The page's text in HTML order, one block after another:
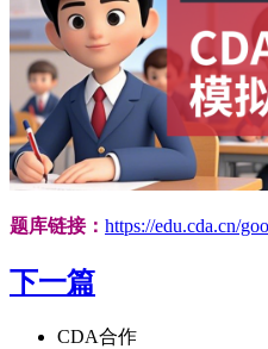
题库链接： https://edu.cda.cn/
下一篇
CDA合作